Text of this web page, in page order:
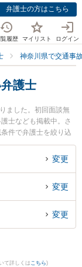
弁護士の方はこちら
覧履歴 マイリスト ログイン
神奈川県で交通事
護士
ました。初回面談無
士なども掲載中。さ
件で弁護士を絞り込
転車事故等の細かな
リオン 法律事務所横
神奈川県で土日や夜
に相談したい』『弁
検索したい』『初回
変更
変更
変更
て詳しくはこちら)